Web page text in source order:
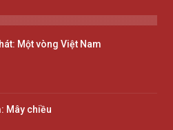
Một vòng Việt Nam
Mây chiều